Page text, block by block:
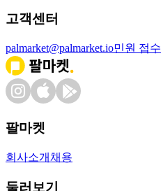
고객센터
palmarket@palmarket.io민원 접수
팔마켓
회사소개 채용
둘러보기